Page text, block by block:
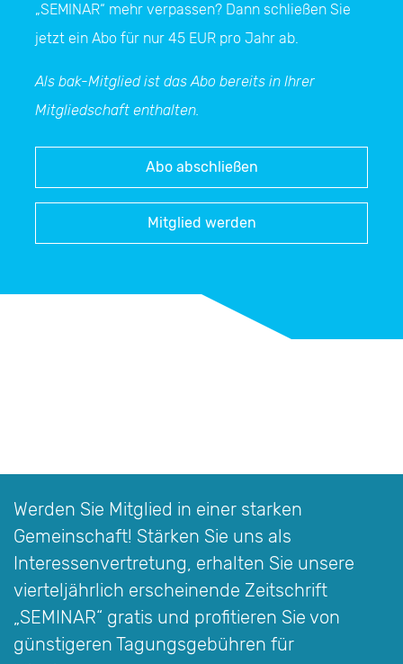
„SEMINAR“ mehr verpassen? Dann schließen Sie
jetzt ein Abo für nur 45 EUR pro Jahr ab.
Als bak-Mitglied ist das Abo bereits in Ihrer
Mitgliedschaft enthalten.
Abo abschließen
Mitglied werden
Werden Sie Mitglied in einer starken
Gemeinschaft! Stärken Sie uns als
Interessen­vertretung, erhalten Sie unsere
vierteljährlich erscheinende Zeitschrift
„SEMINAR“ gratis und profitieren Sie von
günstigeren Tagungsgebühren für